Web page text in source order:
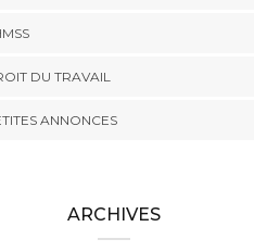
DU TRAVAIL
ANNONCES
ARCHIVES